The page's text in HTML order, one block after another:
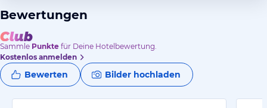
Bewertungen
Sammle Punkte für Deine Hotelbewertung.
Kostenlos anmelden
Bewerten Bilder hochladen